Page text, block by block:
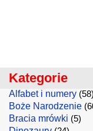
Kategorie
Alfabet i numery (58)
Boże Narodzenie
Bracia mrówki (5)